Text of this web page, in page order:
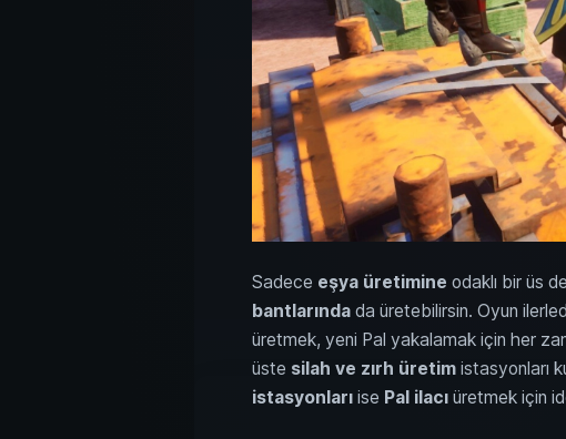
Sadece eşya üretimine odaklı bir üs
bantlarındada üretebilirsin. Oyun
üretmek, yeni Pal yakalamak için her
üste silah ve zırh üretimistasyonları
istasyonlarıise Pal ilacıüretmek için